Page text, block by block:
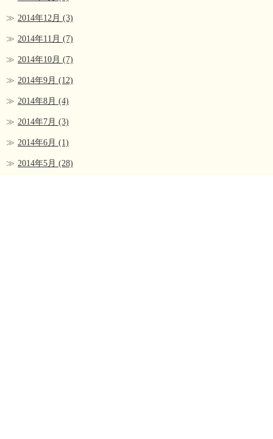
2014年12月 (3)
2014年11月 (7)
2014年10月 (7)
2014年9月 (12)
2014年8月 (4)
2014年7月 (3)
2014年6月 (1)
2014年5月 (28)